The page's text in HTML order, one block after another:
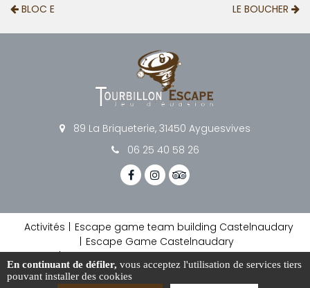
BLOC E LE BOUCHER
89 La Briqueterie, 31450 Ayguesvives
06 25 40 58 26
Activités
Escape game team building Castelnaudary
Escape Game Castelnaudary
Escape game Team Building Toulouse
Escape game horreur Carcassonne
Escape game Muret
Escape game Labège
En continuant de défiler, vous acceptez l'utilisation de services tiers
pouvant installer des cookies